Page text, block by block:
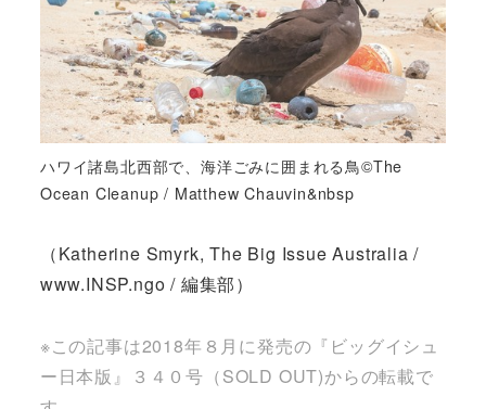
ハワイ諸島北西部で、海洋ごみに囲まれる鳥©The
Ocean Cleanup / Matthew Chauvin&nbsp
（Katherine Smyrk, The Big Issue Australia /
www.INSP.ngo / 編集部）
※この記事は2018年８月に発売の『ビッグイシュ
ー日本版』３４０号（SOLD OUT)からの転載で